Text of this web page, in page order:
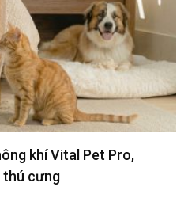
xem an ninh CNTT là
trưởng bền vững